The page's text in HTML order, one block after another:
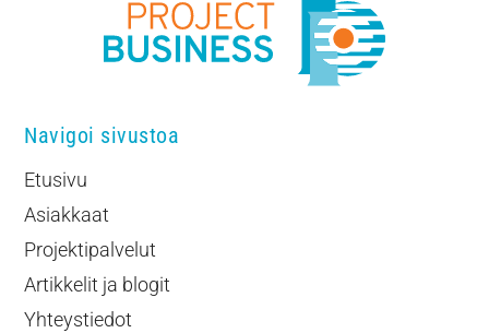
Navigoi sivustoa
Etusivu
Asiakkaat
Projektipalvelut
Artikkelit ja blogit
Yhteystiedot